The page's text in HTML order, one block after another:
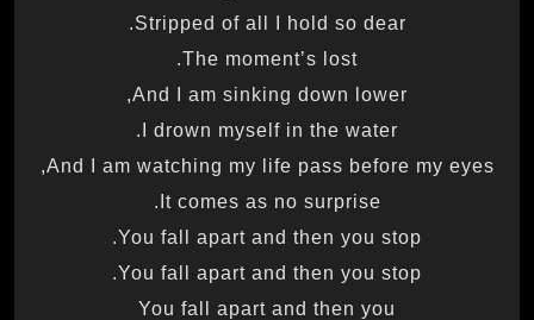
Stripped of all I hold so dear.
The moment’s lost.
And I am sinking down lower,
I drown myself in the water.
And I am watching my life pass before my eyes,
It comes as no surprise.
You fall apart and then you stop.
You fall apart and then you stop.
You fall apart and then you